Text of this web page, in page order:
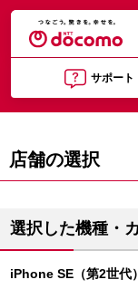
サポート
店舗の選択
選択した機種・
iPhone SE（第2世代